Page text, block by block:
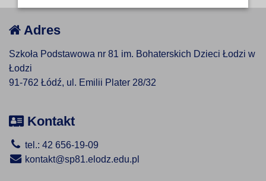
Adres
Szkoła Podstawowa nr 81 im. Bohaterskich Dzieci Łodzi w
Łodzi
91-762 Łódź, ul. Emilii Plater 28/32
Kontakt
tel.: 42 656-19-09
kontakt@sp81.elodz.edu.pl